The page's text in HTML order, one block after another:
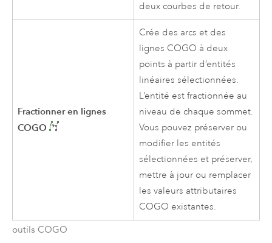
deux courbes de retour.
Fractionner en lignes
COGO
Crée des arcs et des
lignes COGO à deux
points à partir d’entités
linéaires sélectionnées.
L’entité est fractionnée au
niveau de chaque sommet.
Vous pouvez préserver ou
modifier les entités
sélectionnées et préserver,
mettre à jour ou remplacer
les valeurs attributaires
COGO existantes.
outils COGO